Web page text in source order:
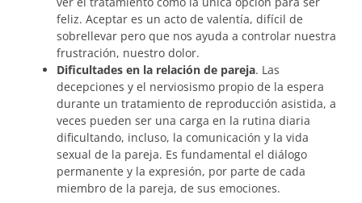
feliz. Aceptar es un acto de valentía, difícil de
sobrellevar pero que nos ayuda a controlar nuestra
frustración, nuestro dolor.
Dificultades en la relación de pareja. Las
decepciones y el nerviosismo propio de la espera
durante un tratamiento de reproducción asistida, a
veces pueden ser una carga en la rutina diaria
dificultando, incluso, la comunicación y la vida
sexual de la pareja. Es fundamental el diálogo
permanente y la expresión, por parte de cada
miembro de la pareja, de sus emociones.